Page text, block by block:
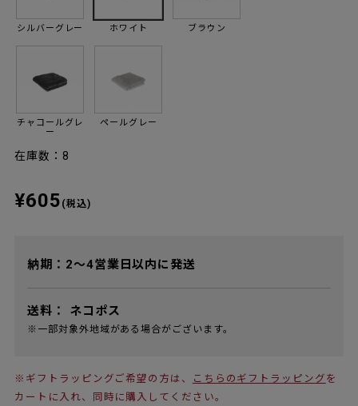
シルバーグレー
チャコールグレ
ー
ホワイト
ペールグレー
ブラウン
在庫数：8
¥605 (税込)
納期：2～4営業日以内に発送
送料： ネコポス
※一部対象外地域がある場合がございます。
※ギフトラッピングご希望の方は、 こちらのギフトラッピング を
カートに入れ、同時に購入してください。